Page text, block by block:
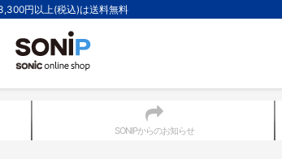
円以上(税込)は送料無料
SONIPからのお知らせ